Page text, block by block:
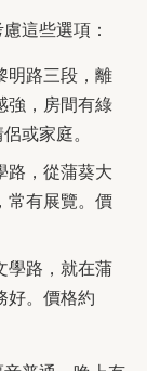
這些選項：
明路三段，離
強，房間有綠
或家庭。
路，從蒲葵大
常有展覽。價
學路，就在蒲
好。價格約